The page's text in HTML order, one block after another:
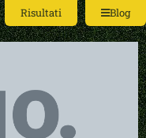
Risultati Blog